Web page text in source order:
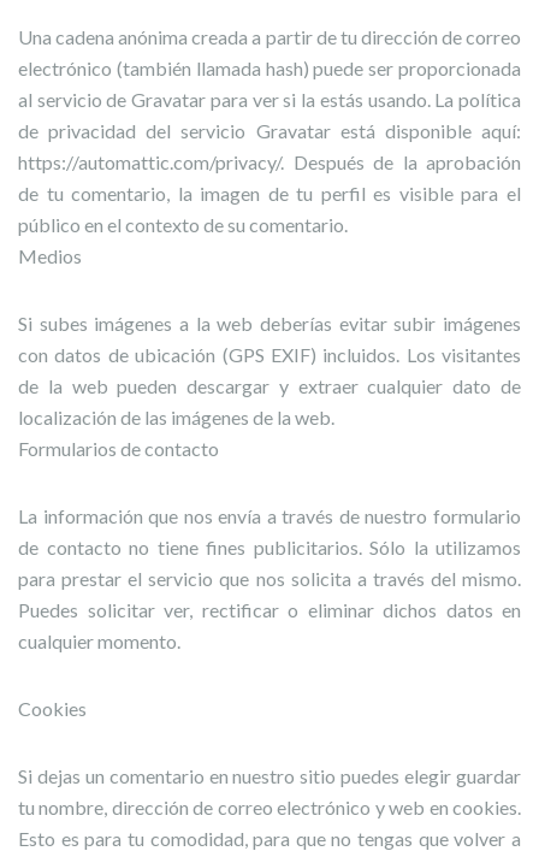
Una cadena anónima creada a partir de tu dirección de correo
electrónico (también llamada hash) puede ser proporcionada
al servicio de Gravatar para ver si la estás usando. La política
de privacidad del servicio Gravatar está disponible aquí:
https://automattic.com/privacy/. Después de la aprobación
de tu comentario, la imagen de tu perfil es visible para el
público en el contexto de su comentario.
Medios
Si subes imágenes a la web deberías evitar subir imágenes
con datos de ubicación (GPS EXIF) incluidos. Los visitantes
de la web pueden descargar y extraer cualquier dato de
localización de las imágenes de la web.
Formularios de contacto
La información que nos envía a través de nuestro formulario
de contacto no tiene fines publicitarios. Sólo la utilizamos
para prestar el servicio que nos solicita a través del mismo.
Puedes solicitar ver, rectificar o eliminar dichos datos en
cualquier momento.
Cookies
Si dejas un comentario en nuestro sitio puedes elegir guardar
tu nombre, dirección de correo electrónico y web en cookies.
Esto es para tu comodidad, para que no tengas que volver a